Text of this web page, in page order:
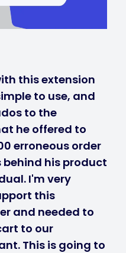
this extension
to use, and
to the
he offered to
erroneous order
his product
I'm very
this
and needed to
to our
This is going to